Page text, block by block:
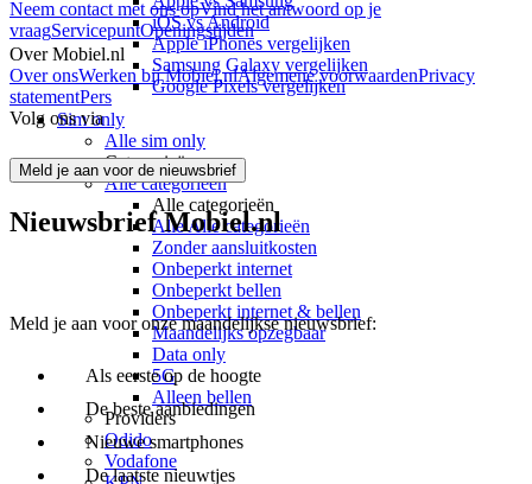
iOS vs Android
Apple iPhones vergelijken
Samsung Galaxy vergelijken
Google Pixels vergelijken
Sim only
Alle sim only
Categorieën
Alle categorieën
Alle categorieën
Alle Alle categorieën
Zonder aansluitkosten
Onbeperkt internet
Onbeperkt bellen
Onbeperkt internet & bellen
Maandelijks opzegbaar
Data only
5G
Alleen bellen
Providers
Odido
Vodafone
Neem contact met ons opVind het antwoord op je
vraagServicepuntOpeningstijden
Over Mobiel.nl
Over onsWerken bij Mobiel.nlAlgemene voorwaardenPrivacy
statementPers
Volg ons via
Meld je aan voor de nieuwsbrief
Nieuwsbrief Mobiel.nl
Meld je aan voor onze maandelijkse nieuwsbrief:
Als eerste op de hoogte
De beste aanbiedingen
Nieuwe smartphones
De laatste nieuwtjes